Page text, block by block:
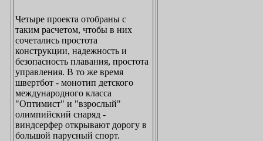
Четыре проекта отобраны с
таким расчетом, чтобы в них
сочетались простота
конструкции, надежность и
безопасность плавания, простота
управления. В то же время
швертбот - монотип детского
международного класса
"Оптимист" и "взрослый"
олимпийский снаряд -
виндсерфер открывают дорогу в
большой парусный спорт.